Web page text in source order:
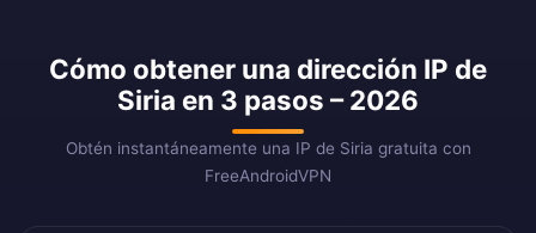
Cómo obtener una dirección IP de
Siria en 3 pasos – 2026
Obtén instantáneamente una IP de Siria gratuita con
FreeAndroidVPN